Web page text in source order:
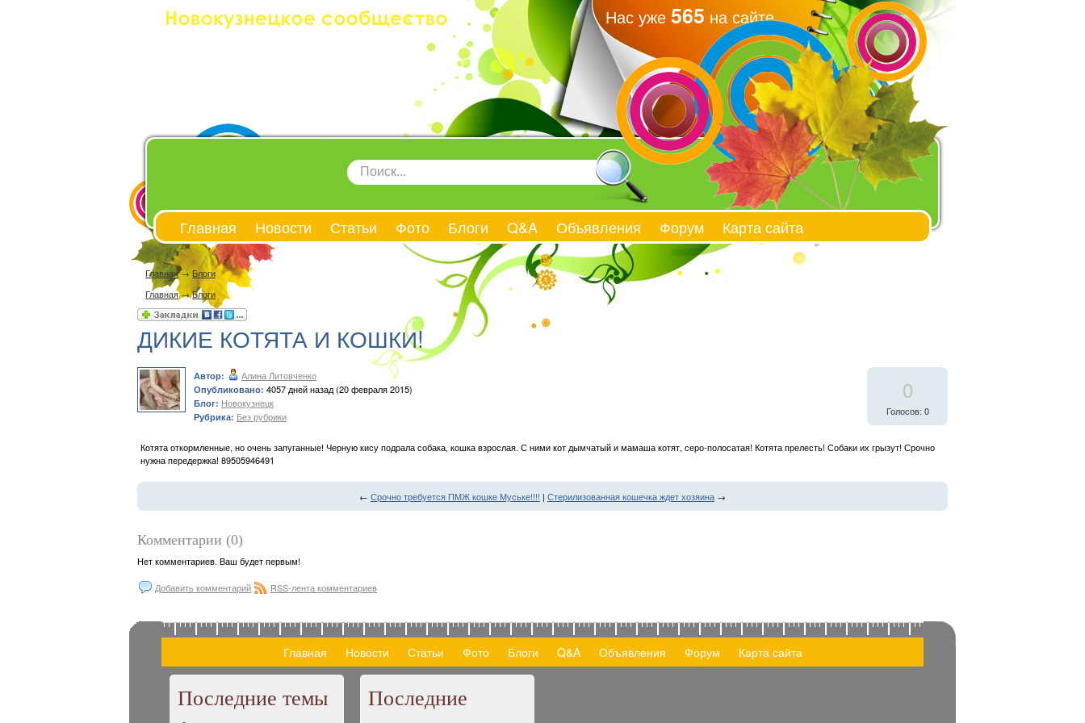
Нас уже 565 на сайте
Главная Новости Статьи Фото Блоги Q&A Объявления Форум Карта сайта
Главная→ Блоги
Главная→Блоги
ДИКИЕ КОТЯТА И КОШКИ!
Автор: Алина Литовченко
Опубликовано: 4057 дней назад (20 февраля 2015)
Блог: Новокузнецк
Рубрика: Без рубрики
0
Голосов: 0
Котята откормленные, но очень запуганные! Черную кису подрала собака, кошка взрослая. С ними кот дымчатый и мамаша котят, серо-полосатая! Котята прелесть! Собаки их грызут! Срочно
нужна передержка! 89505946491
← Срочно требуется ПМЖ кошке Муське!!!! | Стерилизованная кошечка ждет хозяина →
Комментарии (0)
Нет комментариев. Ваш будет первым!
Добавить комментарий RSS-лента комментариев
Главная Новости Статьи Фото Блоги Q&A Объявления Форум Карта сайта
Последние темы
Последние